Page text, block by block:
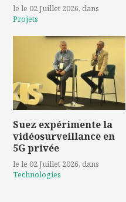
le le 02 Juillet 2026, dans
Projets
Suez expérimente la
vidéosurveillance en
5G privée
le le 02 Juillet 2026, dans
Technologies